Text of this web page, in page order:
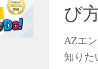
び
AZエ
知りた